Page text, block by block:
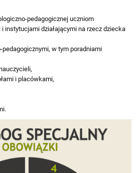
pedagogicznej uczniom
i instytucjami działającymi na rzecz dziecka
w tym poradniami
i placówkami,